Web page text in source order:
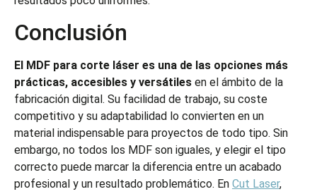
Conclusión
El MDF para corte láser es una de las opciones más
prácticas, accesibles y versátiles en el ámbito de la
fabricación digital. Su facilidad de trabajo, su coste
competitivo y su adaptabilidad lo convierten en un
material indispensable para proyectos de todo tipo. Sin
embargo, no todos los MDF son iguales, y elegir el tipo
correcto puede marcar la diferencia entre un acabado
profesional y un resultado problemático. En Cut Laser,